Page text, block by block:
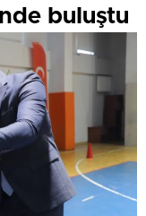
buluştu